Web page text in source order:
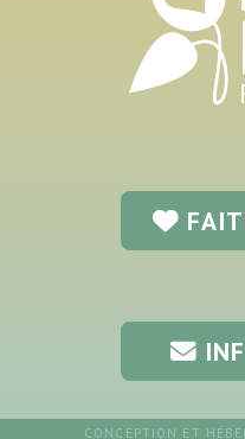
CONCEPTION ET